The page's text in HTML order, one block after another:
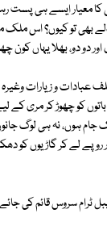
معیار ایسے ہی پست
بھی تو کیوں؟ اس ملک
دو دو، بھلا یہاں کون
عبادات و زیارات
کو چھوڑ کر مری کے
ہوں، نہ ہی لوگ
لے کر گاڑیوں کو
ٹرام سروس قائم کی